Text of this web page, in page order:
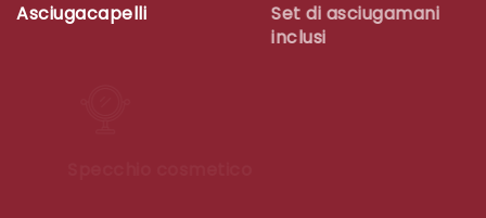
Asciugacapelli
Set di asciugamani
inclusi